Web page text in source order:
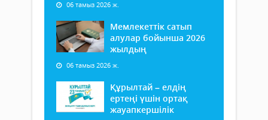
06 тамыз 2026 ж.
Мемлекеттік сатып
алулар бойынша 2026
жылдың
06 тамыз 2026 ж.
Құрылтай – елдің
ертеңі үшін ортақ
жауапкершілік